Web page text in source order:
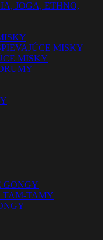
JOGA, ETHNO,
MISKY
MISKY
GONGY
TAM-TAMY